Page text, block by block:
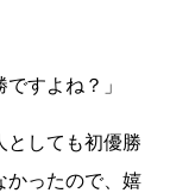
すよね？」
としても初優勝
かったので、嬉